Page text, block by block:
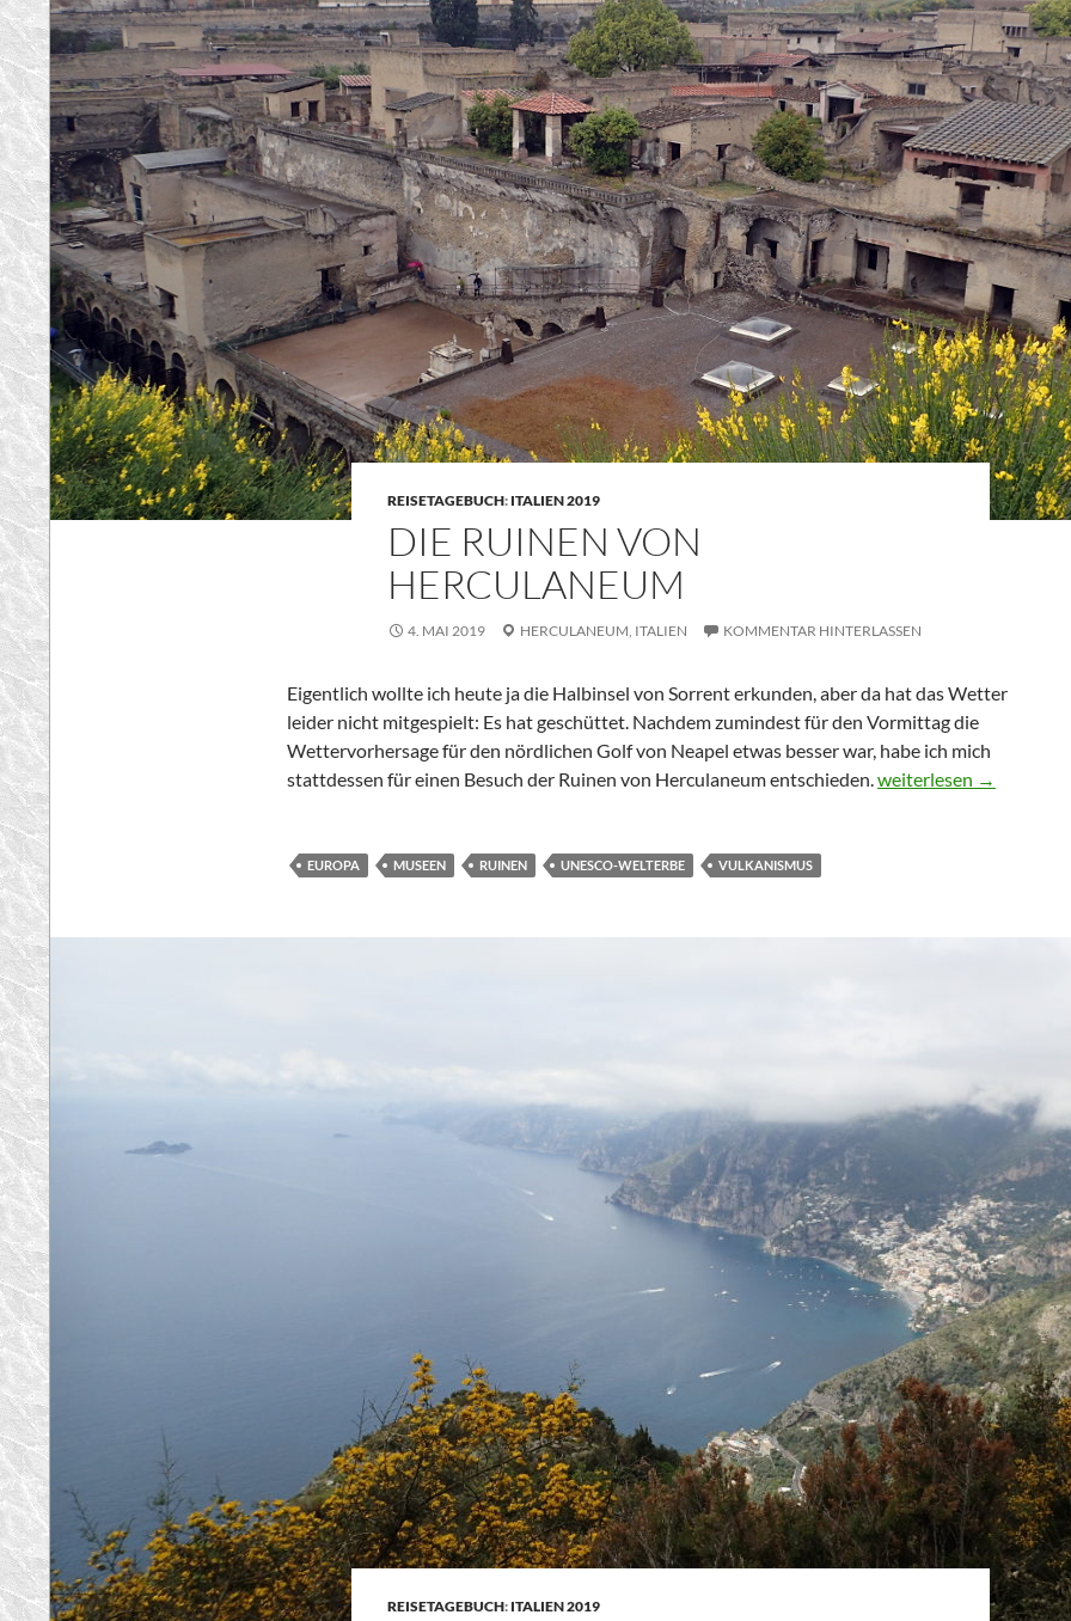
REISETAGEBUCH: ITALIEN 2019
DIE RUINEN VON
HERCULANEUM
4. MAI 2019 HERCULANEUM, ITALIEN KOMMENTAR HINTERLASSEN
Eigentlich wollte ich heute ja die Halbinsel von Sorrent erkunden, aber da hat das Wetter
leider nicht mitgespielt: Es hat geschüttet. Nachdem zumindest für den Vormittag die
Wettervorhersage für den nördlichen Golf von Neapel etwas besser war, habe ich mich
stattdessen für einen Besuch der Ruinen von Herculaneum entschieden.Die Ruinen von
weiterlesen →
EUROPA MUSEEN RUINEN UNESCO-WELTERBE VULKANISMUS
REISETAGEBUCH: ITALIEN 2019